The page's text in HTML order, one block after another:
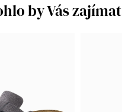
by Vás zajímat